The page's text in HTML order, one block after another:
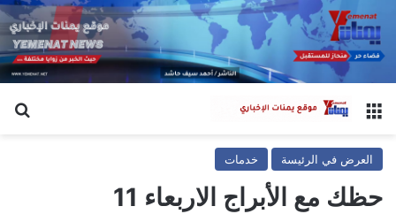
القائمة
العرض في الرئيسة خدمات
حظك مع الأبراج الاربعاء 11